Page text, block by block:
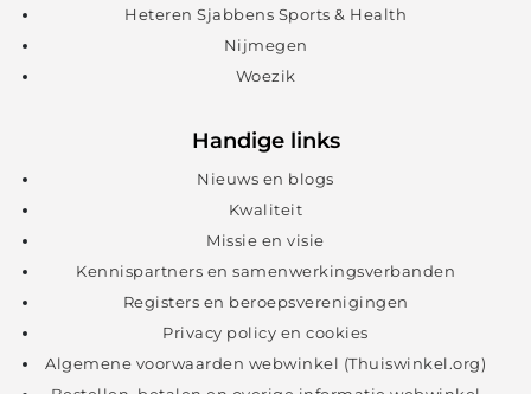
Heteren Sjabbens Sports & Health
Nijmegen
Woezik
Handige links
Nieuws en blogs
Kwaliteit
Missie en visie
Kennispartners en samenwerkingsverbanden
Registers en beroepsverenigingen
Privacy policy en cookies
Algemene voorwaarden webwinkel (Thuiswinkel.org)